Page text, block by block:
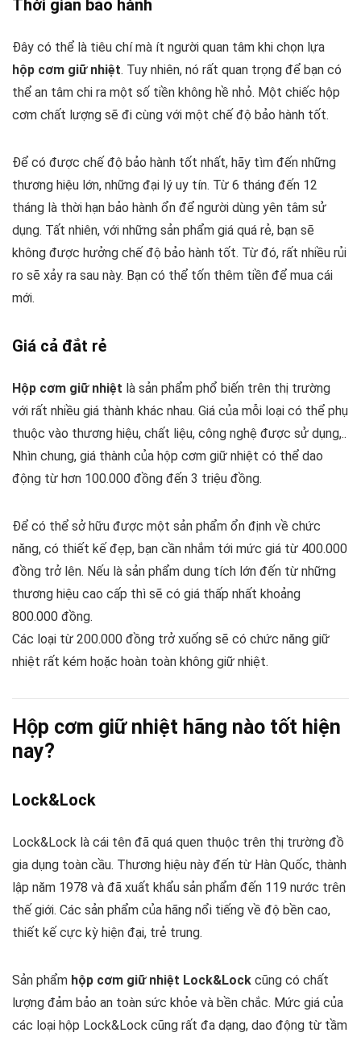
Thời gian bảo hành
Đây có thể là tiêu chí mà ít người quan tâm khi chọn lựa
hộp cơm giữ nhiệt. Tuy nhiên, nó rất quan trọng để bạn có
thể an tâm chi ra một số tiền không hề nhỏ. Một chiếc hộp
cơm chất lượng sẽ đi cùng với một chế độ bảo hành tốt.
Để có được chế độ bảo hành tốt nhất, hãy tìm đến những
thương hiệu lớn, những đại lý uy tín. Từ 6 tháng đến 12
tháng là thời hạn bảo hành ổn để người dùng yên tâm sử
dụng. Tất nhiên, với những sản phẩm giá quá rẻ, bạn sẽ
không được hưởng chế độ bảo hành tốt. Từ đó, rất nhiều rủi
ro sẽ xảy ra sau này. Bạn có thể tốn thêm tiền để mua cái
mới.
Giá cả đắt rẻ
Hộp cơm giữ nhiệt là sản phẩm phổ biến trên thị trường
với rất nhiều giá thành khác nhau. Giá của mỗi loại có thể phụ
thuộc vào thương hiệu, chất liệu, công nghệ được sử dụng,..
Nhìn chung, giá thành của hộp cơm giữ nhiệt có thể dao
động từ hơn 100.000 đồng đến 3 triệu đồng.
Để có thể sở hữu được một sản phẩm ổn định về chức
năng, có thiết kế đẹp, bạn cần nhắm tới mức giá từ 400.000
đồng trở lên. Nếu là sản phẩm dung tích lớn đến từ những
thương hiệu cao cấp thì sẽ có giá thấp nhất khoảng
800.000 đồng.
Các loại từ 200.000 đồng trở xuống sẽ có chức năng giữ
nhiệt rất kém hoặc hoàn toàn không giữ nhiệt.
Hộp cơm giữ nhiệt hãng nào tốt hiện
nay?
Lock&Lock
Lock&Lock là cái tên đã quá quen thuộc trên thị trường đồ
gia dụng toàn cầu. Thương hiệu này đến từ Hàn Quốc, thành
lập năm 1978 và đã xuất khẩu sản phẩm đến 119 nước trên
thế giới. Các sản phẩm của hãng nổi tiếng về độ bền cao,
thiết kế cực kỳ hiện đại, trẻ trung.
Sản phẩm hộp cơm giữ nhiệt Lock&Lock cũng có chất
lượng đảm bảo an toàn sức khỏe và bền chắc. Mức giá của
các loại hộp Lock&Lock cũng rất đa dạng, dao động từ tầm